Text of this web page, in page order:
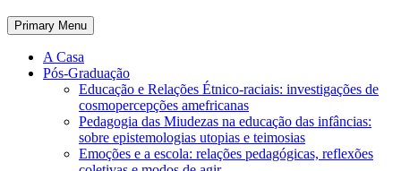
Primary Menu
A Casa
Pós-Graduação
Educação e Relações Étnico-raciais: investigações de
cosmopercepções amefricanas
Pedagogia das Miudezas na educação das infâncias:
sobre epistemologias utopias e teimosias
Emoções e a escola: relações pedagógicas, reflexões